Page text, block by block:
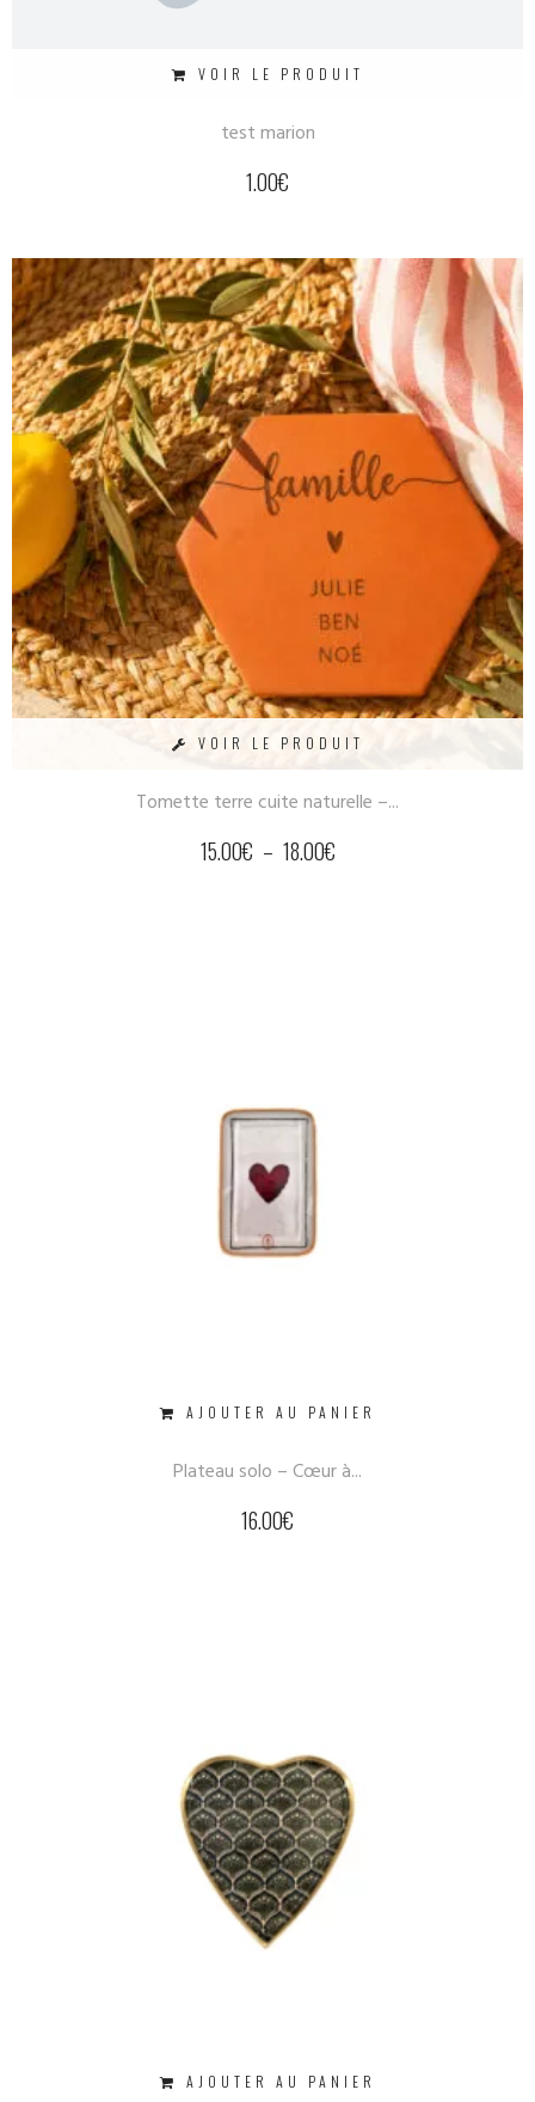
VOIR LE PRODUIT
test marion
1.00€
VOIR LE PRODUIT
Tomette terre cuite naturelle –...
15.00€ – 18.00€
AJOUTER AU PANIER
Plateau solo – Cœur à...
16.00€
AJOUTER AU PANIER